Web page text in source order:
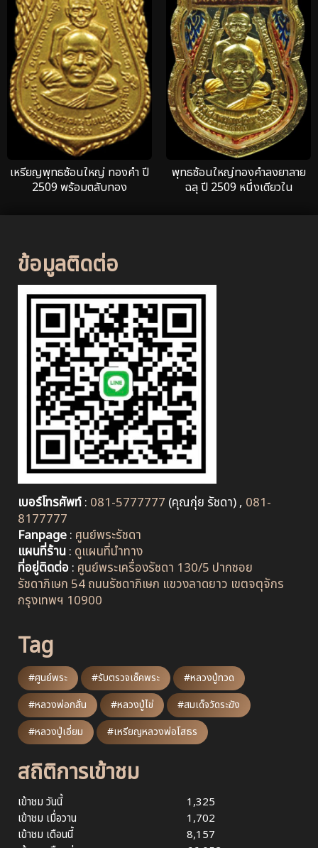
เหรียญพุทธซ้อนใหญ่ ทองคำ ปี
2509 พร้อมตลับทอง
พุทธซ้อนใหญ่ทองคำลงยาลาย
ฉลุ ปี 2509 หนึ่งเดียวใน
ข้อมูลติดต่อ
เบอร์โทรศัพท์: 081-5777777 (คุณกุ่ย รัชดา) , 081-
8177777
Fanpage: ศูนย์พระรัชดา
แผนที่ร้าน: ดูแผนที่นำทาง
ที่อยู่ติดต่อ: ศูนย์พระเครื่องรัชดา 130/5 ปากซอย
รัชดาภิเษก 54 ถนนรัชดาภิเษก แขวงลาดยาว เขตจตุจักร
กรุงเทพฯ 10900
Tag
#ศูนย์พระ #รับตรวจเช็คพระ
#หลวงปู่ทวด
#หลวงพ่อกลั่น
#หลวงปู่ไข่
#สมเด็จวัดระฆัง
#หลวงปู่เอี่ยม
#เหรียญหลวงพ่อโสธร
สถิติการเข้าชม
เข้าชม วันนี้
1,325
เข้าชม เมื่อวาน
1,702
เข้าชม เดือนนี้
8,157